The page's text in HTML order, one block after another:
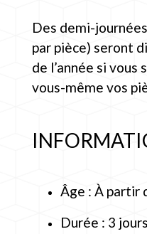
Des demi-
par pièce) seront
de l’année si
vous-même vos
Âge : À partir
Durée : 3 jours